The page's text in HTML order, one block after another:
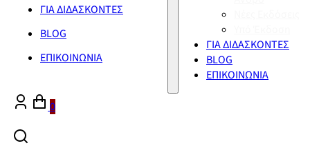
ΓΙΑ ΔΙΔΑΣΚΟΝΤΕΣ
BLOG
ΕΠΙΚΟΙΝΩΝΙΑ
ΓΙΑ ΔΙΔΑΣΚΟΝΤΕΣ
BLOG
ΕΠΙΚΟΙΝΩΝΙΑ
0